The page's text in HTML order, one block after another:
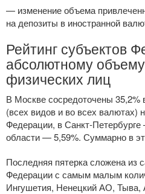
— изменение объема
на депозиты в иностранной
Рейтинг субъектов
абсолютному
физических лиц
В Москве сосредоточены 35,2%
(всех видов и во всех валютах)
Федерации, вСанкт-Петербурге
области — 5,59%. Суммарно в
Последняя пятерка сложена из
Федерации с самым малым
Ингушетия, Ненецкий АО, Тыва,